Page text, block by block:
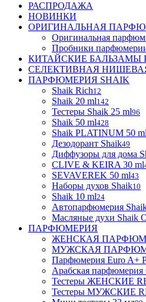
РАСПРОДАЖА
НОВИНКИ
ОРИГИНАЛЬНАЯ
Оригинальная
Пробники
КИТАЙСКИЕ БАЛЬЗАМЫ
СЕЛЕКТИВНАЯ
ПАРФЮМЕРИЯ SHAIK
Shaik Rich12
Shaik 20 ml142
Тестеры Shaik 25 ml96
Shaik 50 ml428
Shaik PLATINUM 50 ml
Дезодорант Shaik49
Диффузоры для дома
CLIVE & KEIRA 30 ml
SEVAVEREK 50 ml43
Наборы духов Shaik10
Shaik 10 ml24
Автопарфюмерия
Масляные духи Shaik
ПАРФЮМЕРИЯ
ЖЕНСКАЯ
МУЖСКАЯ
Парфюмерия Euro A+
Арабская
Тестеры ЖЕНСКИЕ
Тестеры МУЖСКИЕ